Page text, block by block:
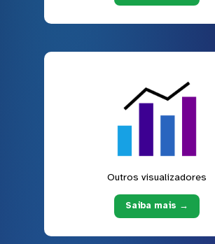
Outros visualizadores
Saiba mais →